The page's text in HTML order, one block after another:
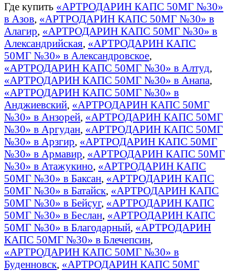
Где купить «АРТРОДАРИН КАПС 50МГ №30»
в Азов, «АРТРОДАРИН КАПС 50МГ №30» в
Алагир, «АРТРОДАРИН КАПС 50МГ №30» в
Александрийская, «АРТРОДАРИН КАПС
50МГ №30» в Александровское,
«АРТРОДАРИН КАПС 50МГ №30» в Алтуд,
«АРТРОДАРИН КАПС 50МГ №30» в Анапа,
«АРТРОДАРИН КАПС 50МГ №30» в
Анджиевский, «АРТРОДАРИН КАПС 50МГ
№30» в Анзорей, «АРТРОДАРИН КАПС 50МГ
№30» в Аргудан, «АРТРОДАРИН КАПС 50МГ
№30» в Арзгир, «АРТРОДАРИН КАПС 50МГ
№30» в Армавир, «АРТРОДАРИН КАПС 50МГ
№30» в Атажукино, «АРТРОДАРИН КАПС
50МГ №30» в Баксан, «АРТРОДАРИН КАПС
50МГ №30» в Батайск, «АРТРОДАРИН КАПС
50МГ №30» в Бейсуг, «АРТРОДАРИН КАПС
50МГ №30» в Беслан, «АРТРОДАРИН КАПС
50МГ №30» в Благодарный, «АРТРОДАРИН
КАПС 50МГ №30» в Блечепсин,
«АРТРОДАРИН КАПС 50МГ №30» в
Буденновск, «АРТРОДАРИН КАПС 50МГ